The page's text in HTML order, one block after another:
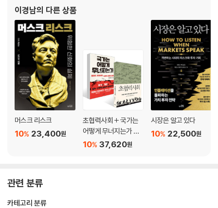
처/ 주/ 찾아보기
이경남의 다른 상품
머스크 리스크
23,400원
10%
초협력사회 + 국가는
어떻게 무너지는가 세
트
37,620원
10%
시장은 알고 있다
22,500원
10%
관련 분류
카테고리 분류